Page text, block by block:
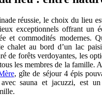
réussie, le choix du lieu
exceptionnels offrant un
et commodités modernes.
chalet au bord d’un lac
de forêts verdoyantes, les
les membres de la famille.
, gîte de séjour 4 épis
avec sauna et jacuzzi, est